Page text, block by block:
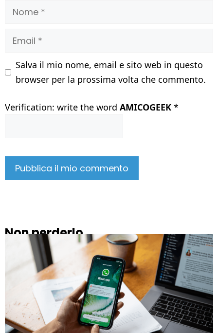
Nome
Email
Salva il mio nome, email e sito web in questo
browser per la prossima volta che commento.
Verification: write the word AMICOGEEK *
Non perderlo